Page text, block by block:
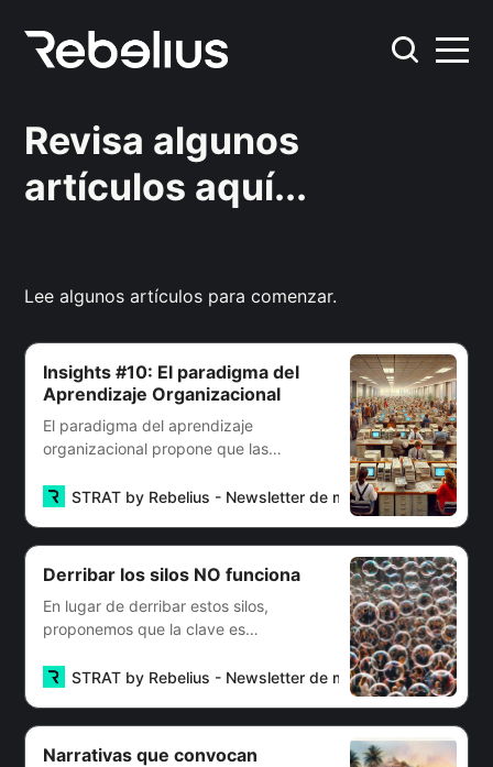
Revisa algunos
artículos aquí...
Lee algunos artículos para comenzar.
Insights #10: El paradigma del
Aprendizaje Organizacional
El paradigma del aprendizaje
organizacional propone que las
continuamente aprendiendo,
conocimiento.
STRAT by Rebelius - Newsletter de management
Derribar los silos NO funciona
En lugar de derribar estos silos,
proponemos que la clave es
construyendo capital social.
STRAT by Rebelius - Newsletter de management
Narrativas que convocan